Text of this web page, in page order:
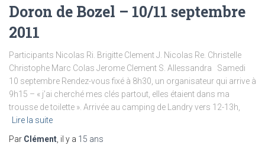
Doron de Bozel – 10/11 septembre
2011
Participants Nicolas Ri. Brigitte Clement J. Nicolas Re. Christelle
Christophe Marc Colas Jerome Clement S. Allessandra Samedi
10 septembre Rendez-vous fixé à 8h30, un organisateur qui arrive à
9h15 – « j’ai cherché mes clés partout, elles étaient dans ma
trousse de toilette ». Arrivée au camping de Landry vers 12-13h,
Lire la suite
Par Clément , il y a 15 ans